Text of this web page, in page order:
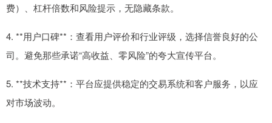
费）、杠杆倍数和风险提示，无隐藏条款。
4. **用户口碑**：查看用户评价和行业评级，选择信誉良好的公
司。避免那些承诺“高收益、零风险”的夸大宣传平台。
5. **技术支持**：平台应提供稳定的交易系统和客户服务，以应
对市场波动。